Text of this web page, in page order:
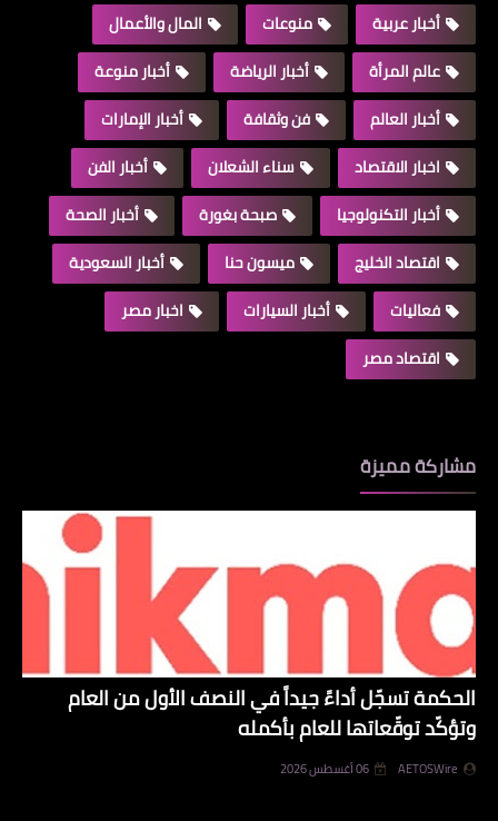
أخبار عربية منوعات
المال والأعمال
عالم المرأة
أخبار الرياضة
أخبار منوعة
أخبار العالم
فن وثقافة
أخبار الإمارات
اخبار الاقتصاد
سناء الشعلان
أخبار الفن
أخبار التكنولوجيا
صبحة بغورة
أخبار الصحة
اقتصاد الخليج
ميسون حنا
أخبار السعودية
فعاليات
أخبار السيارات
اخبار مصر
اقتصاد مصر
مشاركة مميزة
الحكمة تسجّل أداءً جيداً في النصف الأول من العام
وتؤكّد توقّعاتها للعام بأكمله
AETOSWire 06 أغسطس 2026